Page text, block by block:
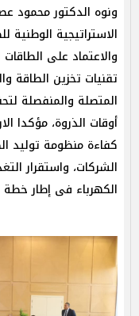
ونوه الدكتور محمود
الاستراتيجية الوطنية
والاعتماد على
تقنيات تخزين الطاقة
المتصلة والمنفصلة
أوقات الذروة، مؤكدا
كفاءة منظومة توليد
الشركات، واستقرار
الكهرباء فى إطار خطة